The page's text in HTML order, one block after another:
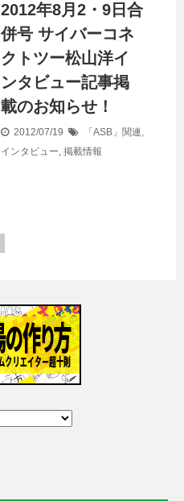
2012年8月2・9日合
併号 サイバーコネ
クトツー松山洋イ
ンタビュー記事掲
載のお知らせ！
2012/07/19 「ASB」関連,
インタビュー, 掲載情報